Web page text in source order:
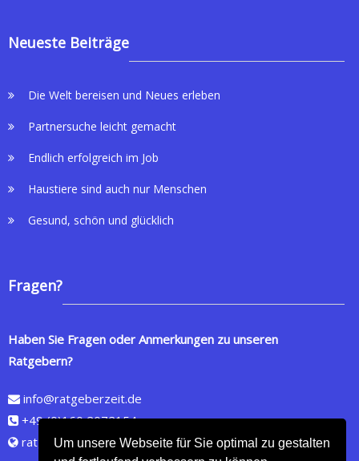
Um unsere Webseite für Sie optimal zu gestalten
Neueste Beiträge
Die Welt bereisen und Neues erleben
Partnersuche leicht gemacht
Endlich erfolgreich im Job
Haustiere sind auch nur Menschen
Gesund, schön und glücklich
Fragen?
Haben Sie Fragen oder Anmerkungen zu unseren
Ratgebern?
info@ratgeberzeit.de
+49 (0)160 2072154
ratgeberzeit.de